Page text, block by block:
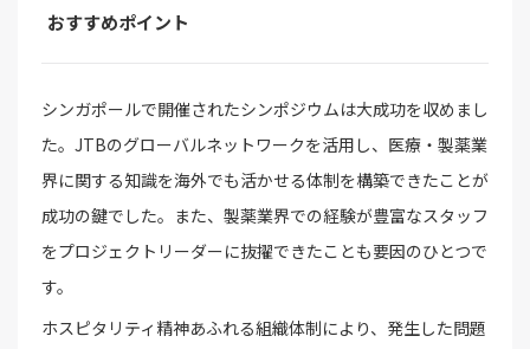
おすすめポイント
シンガポールで開催されたシンポジウムは大成功を収めまし
た。JTBのグローバルネットワークを活用し、医療・製薬業
界に関する知識を海外でも活かせる体制を構築できたことが
成功の鍵でした。また、製薬業界での経験が豊富なスタッフ
をプロジェクトリーダーに抜擢できたことも要因のひとつで
す。
ホスピタリティ精神あふれる組織体制により、発生した問題